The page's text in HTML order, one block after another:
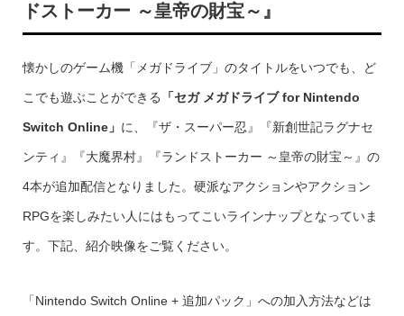
ドストーカー ～皇帝の財宝～』
懐かしのゲーム機「メガドライブ」のタイトルをいつでも、ど
こでも遊ぶことができる 「セガ メガドライブ for Nintendo
Switch Online」 に、『ザ・スーパー忍』『新創世記ラグナセ
ンティ』『大魔界村』『ランドストーカー ～皇帝の財宝～』の
4本が追加配信となりました。硬派なアクションやアクション
RPGを楽しみたい人にはもってこいラインナップとなっていま
す。下記、紹介映像をご覧ください。
「Nintendo Switch Online + 追加パック」への加入方法などは